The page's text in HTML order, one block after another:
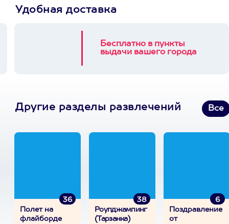
Удобная доставка
Бесплатно в пункты
выдачи вашего города
Другие разделы развлечений Все
36
Полет на
флайборде
38
Роупджампинг
(Тарзанка)
6
Поздравление
от